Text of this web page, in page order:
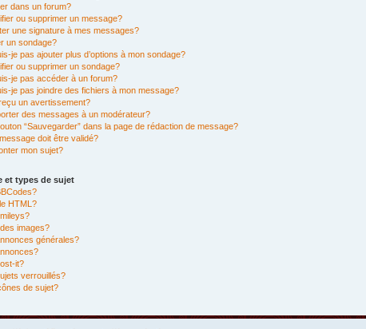
dans un forum?
ou supprimer un message?
une signature à mes messages?
un sondage?
je pas ajouter plus d’options à mon sondage?
ou supprimer un sondage?
je pas accéder à un forum?
je pas joindre des fichiers à mon message?
un avertissement?
des messages à un modérateur?
“Sauvegarder” dans la page de rédaction de message?
doit être validé?
mon sujet?
et types de sujet
HTML?
images?
générales?
it?
verrouillés?
de sujet?